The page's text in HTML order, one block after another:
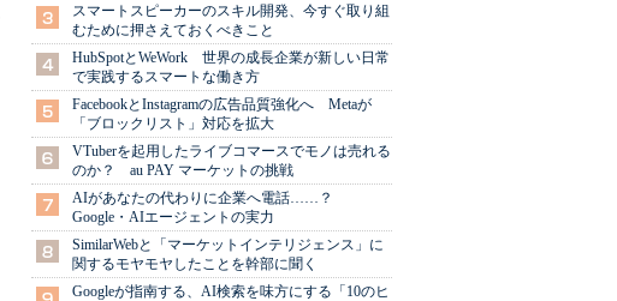
スマートスピーカーのスキル開発、今すぐ取り組
むために押さえておくべきこと
HubSpotとWeWork 世界の成長企業が新しい日常
で実践するスマートな働き方
FacebookとInstagramの広告品質強化へ Metaが
「ブロックリスト」対応を拡大
VTuberを起用したライブコマースでモノは売れる
のか？ au PAY マーケットの挑戦
AIがあなたの代わりに企業へ電話……？
Google・AIエージェントの実力
SimilarWebと「マーケットインテリジェンス」に
関するモヤモヤしたことを幹部に聞く
Googleが指南する、AI検索を味方にする「10のヒ